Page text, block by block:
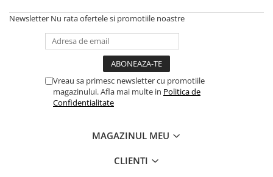
Religie
Crestinism
SelfConnect
SelfHealing
Newsletter Nu rata ofertele si promotiile noastre
Vreau sa primesc newsletter cu promotiile
magazinului. Afla mai multe in Politica de
Confidentialitate
MAGAZINUL MEU
CLIENTI